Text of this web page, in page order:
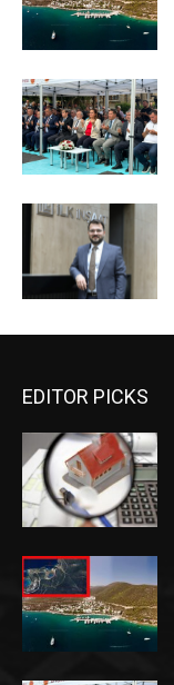
EDITOR PICKS